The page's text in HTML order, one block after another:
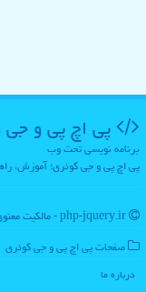
پی اچ پی و جی
برنامه نویسی تحت وب
پی اچ پی و جی کوئری؛ آموزش،
صفحات پی اچ پی و جی كوئری
درباره ما